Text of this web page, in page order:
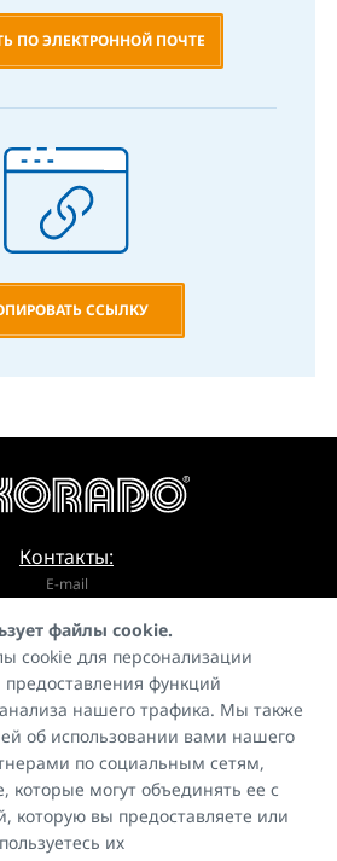
ПО ЭЛЕКТРОННОЙ ПОЧТЕ
ССЫЛКУ
Контакты:
E-mail
Гид
FAQ
файлы cookie.
cookie для персонализации
функций
нашего трафика. Мы также
об использовании вами нашего
по социальным сетям,
которые могут объединять ее с
которую вы предоставляете или
их